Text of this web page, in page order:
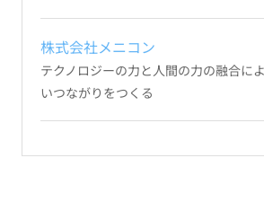
株式会社メニコン
テクノロジーの力と人間の力の融合に
いつながりをつくる